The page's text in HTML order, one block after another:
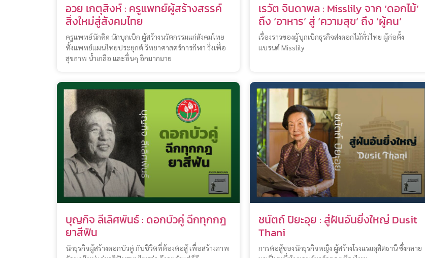
อวย เกตุสิงห์ : ครูแพทย์ผู้สร้างสรรค์
สิ่งใหม่สู่สังคมไทย
ครูแพทย์นักคิด นักบุกเบิก ผู้สร้างนวัตกรรมแก่สังคมไทย
ทั้งแพทย์แผนไทยประยุกต์ วิทยาศาสตร์การกีฬา วิ่งเพื่อ
สุขภาพ น้ำเกลือ และอื่นๆ อีกมากมาย
เรวัต จินดาพล : Misslily จาก ‘ดอกไม้’
ถึง ‘อาหาร’ สู่ ‘ความสุข’ ถึง ‘ผู้คน’
เรื่องราวของผู้บุกเบิกธุรกิจส่งดอกไม้ทั่วไทย ผู้ก่อตั้ง
แบรนด์ Misslily
บุญกิจ ลีเลิศพันธ์ : ดอกบัวคู่ ฉีกทุกกฎ
ยาสีฟัน
นักธุรกิจผู้สร้างดอกบัวคู่ กับชีวิตที่ต้องต่อสู้ เพื่อสร้างภาพ
ชนัตถ์ ปิยะอุย : สู่ฝันอันยิ่งใหญ่ Dusit
Thani
การต่อสู้ของนักธุรกิจหญิง ผู้สร้างโรงแรมดุสิตธานี ซึ่งกลาย